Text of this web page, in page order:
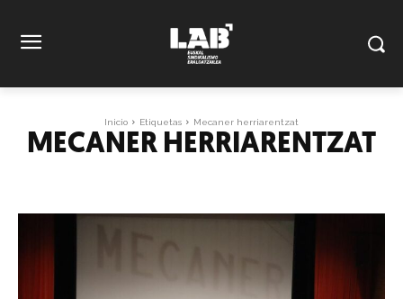
Inicio Etiquetas Mecaner herriarentzat
MECANER HERRIARENTZAT